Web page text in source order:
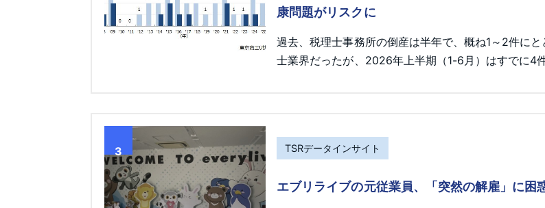
康問題がリスクに
過去、税理士事務所の倒産は半年で、概ね1～2件に
士業界だったが、2026年上半期（1-6月）はすでに4件
3 TSRデータインサイト
エブリライブの元従業員、「突然の解雇」に困